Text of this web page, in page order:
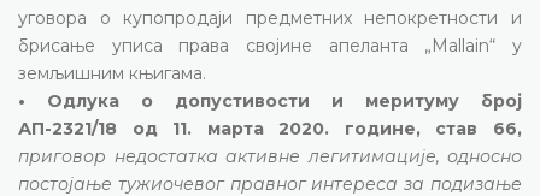
уговора о купопродаји предметних непокретности и
брисање уписа права својине апеланта „Mallain“ у
земљишним књигама.
• Одлука о допустивости и меритуму број
АП-2321/18 од 11. марта 2020. године, став 66,
приговор недостатка активне легитимације, односно
постојање тужиочевог правног интереса за подизање